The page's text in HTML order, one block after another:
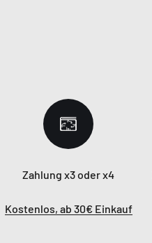
Zahlung x3 oder x4
Kostenlos, ab 30€ Einkauf